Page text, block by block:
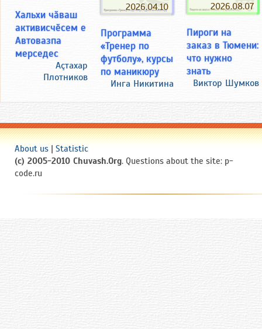
Хальхи чӑваш
активисчӗсем е
Автовазпа
мерседес
Аçтахар
Плотников
2026.04.10
Программа
«Тренер по
футболу», курсы
по маникюру
Инга Никитина
2026.08.07
Пироги на
заказ в Тюмени:
что нужно
знать
Виктор Шумков
About us | Statistic
(c) 2005-2010 Chuvash.Org. Questions about the site: p-
code.ru